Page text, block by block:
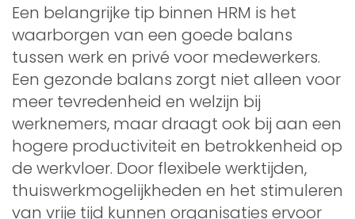
Een belangrijke tip binnen HRM is het
waarborgen van een goede balans
tussen werk en privé voor medewerkers.
Een gezonde balans zorgt niet alleen voor
meer tevredenheid en welzijn bij
werknemers, maar draagt ook bij aan een
hogere productiviteit en betrokkenheid op
de werkvloer. Door flexibele werktijden,
thuiswerkmogelijkheden en het stimuleren
van vrije tijd kunnen organisaties ervoor